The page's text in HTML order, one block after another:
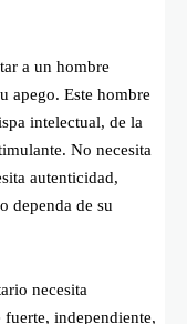
a un hombre
apego. Este hombre
intelectual, de la
No necesita
autenticidad,
dependa de su
necesita
fuerte, independiente,